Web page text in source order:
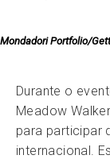
Mondadori Portfolio/
Durante o
Meadow
para participar
internacional.